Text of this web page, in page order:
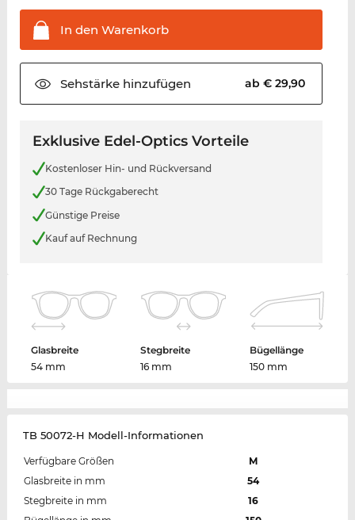
In den Warenkorb
Sehstärkehinzufügen ab € 29,90
Exklusive Edel-Optics Vorteile
Kostenloser Hin- und Rückversand
30 Tage Rückgaberecht
Günstige Preise
Kauf auf Rechnung
Glasbreite
54 mm
Stegbreite
16 mm
Bügellänge
150 mm
TB 50072-H Modell-Informationen
Verfügbare Größen
M
Glasbreite in mm
54
Stegbreite in mm
16